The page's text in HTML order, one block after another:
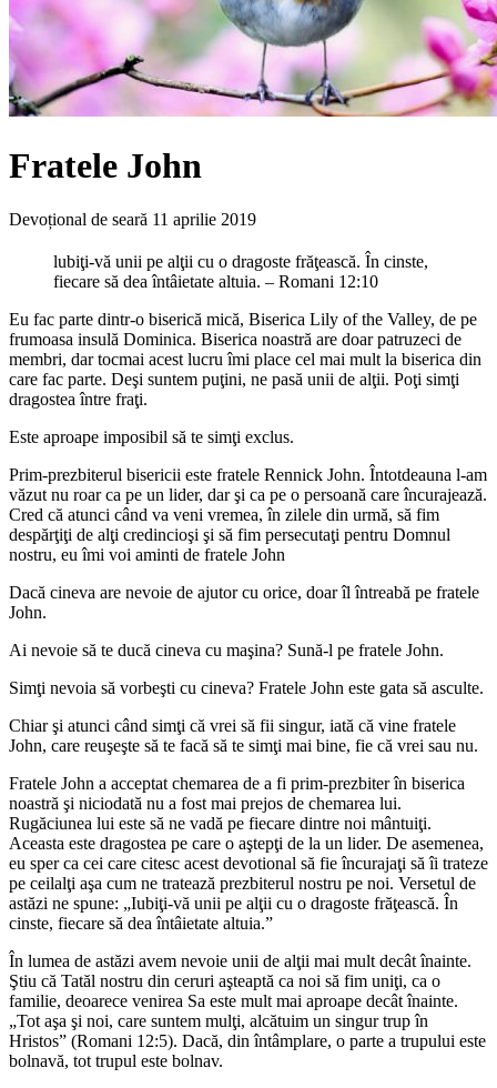
Fratele John
Devoțional de seară 11 aprilie 2019
lubiţi-vă unii pe alţii cu o dragoste frăţească. În cinste,
fiecare să dea întâietate altuia. – Romani 12:10
Eu fac parte dintr-o biserică mică, Biserica Lily of the Valley, de pe
frumoasa insulă Dominica. Biserica noastră are doar patruzeci de
membri, dar tocmai acest lucru îmi place cel mai mult la biserica din
care fac parte. Deşi suntem puţini, ne pasă unii de alţii. Poţi simţi
dragostea între fraţi.
Este aproape imposibil să te simţi exclus.
Prim-prezbiterul bisericii este fratele Rennick John. Întotdeauna l-am
văzut nu roar ca pe un lider, dar şi ca pe o persoană care încurajează.
Cred că atunci când va veni vremea, în zilele din urmă, să fim
despărţiţi de alţi credincioşi şi să fim persecutaţi pentru Domnul
nostru, eu îmi voi aminti de fratele John
Dacă cineva are nevoie de ajutor cu orice, doar îl întreabă pe fratele
John.
Ai nevoie să te ducă cineva cu maşina? Sună-l pe fratele John.
Simţi nevoia să vorbeşti cu cineva? Fratele John este gata să asculte.
Chiar şi atunci când simţi că vrei să fii singur, iată că vine fratele
John, care reuşeşte să te facă să te simţi mai bine, fie că vrei sau nu.
Fratele John a acceptat chemarea de a fi prim-prezbiter în biserica
noastră şi niciodată nu a fost mai prejos de chemarea lui.
Rugăciunea lui este să ne vadă pe fiecare dintre noi mântuiţi.
Aceasta este dragostea pe care o aştepţi de la un lider. De asemenea,
eu sper ca cei care citesc acest devotional să fie încurajaţi să îi trateze
pe ceilalţi aşa cum ne tratează prezbiterul nostru pe noi. Versetul de
astăzi ne spune: „Iubiţi-vă unii pe alţii cu o dragoste frăţească. În
cinste, fiecare să dea întâietate altuia.”
În lumea de astăzi avem nevoie unii de alţii mai mult decât înainte.
Ştiu că Tatăl nostru din ceruri aşteaptă ca noi să fim uniţi, ca o
familie, deoarece venirea Sa este mult mai aproape decât înainte.
„Tot aşa şi noi, care suntem mulţi, alcătuim un singur trup în
Hristos” (Romani 12:5). Dacă, din întâmplare, o parte a trupului este
bolnavă, tot trupul este bolnav.